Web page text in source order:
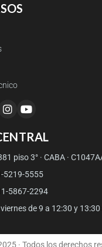
piso 3° · CABA ·
5219-5555
5867-2294
de 9 a 12:30 y
· Todos los derechos